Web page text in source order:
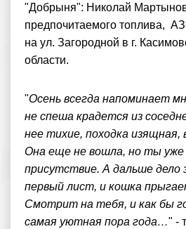
"Добрыня": Николай
предпочитаемого топлива,
на ул. Загородной в г.
области.
"Осень всегда напоминает
не спеша крадется из
нее тихие, походка изящная,
Она еще не вошла, но ты
присутствие. А дальше дело
первый лист, и кошка
Смотрит на тебя, и как бы
самая уютная пора года…" -